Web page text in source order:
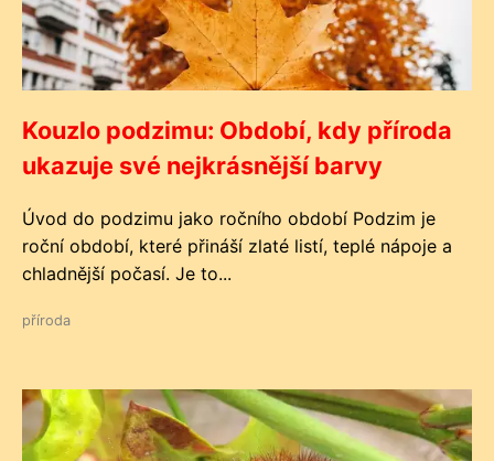
Kouzlo podzimu: Období, kdy příroda
ukazuje své nejkrásnější barvy
Úvod do podzimu jako ročního období Podzim je
roční období, které přináší zlaté listí, teplé nápoje a
chladnější počasí. Je to...
příroda